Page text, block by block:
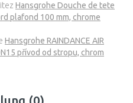
Hansgrohe Douche de tete
plafond 100 mm, chrome
Hansgrohe RAINDANCE AIR
přívod od stropu, chrom
(0)